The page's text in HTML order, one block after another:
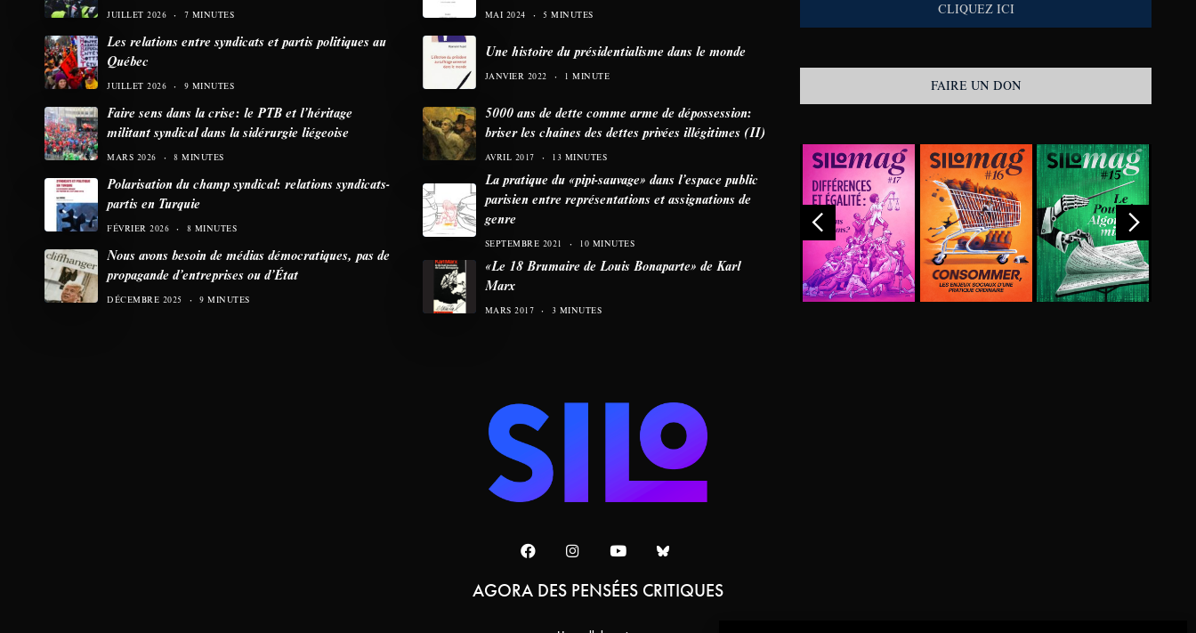
JUILLET 2026 7 MINUTES
Les relations entre syndicats et partis politiques au
Québec
JUILLET 2026 9 MINUTES
Faire sens dans la crise: le PTB et l’héritage
militant syndical dans la sidérurgie liégeoise
MARS 2026 8 MINUTES
Polarisation du champ syndical: relations syndicats-
partis en Turquie
FÉVRIER 2026 8 MINUTES
Nous avons besoin de médias démocratiques, pas de
propagande d’entreprises ou d’État
DÉCEMBRE 2025 9 MINUTES
MAI 2024 5 MINUTES
Une histoire du présidentialisme dans le monde
JANVIER 2022 1 MINUTE
5000 ans de dette comme arme de dépossession:
briser les chaînes des dettes privées illégitimes (II)
AVRIL 2017 13 MINUTES
La pratique du «pipi-sauvage» dans l’espace public
parisien entre représentations et assignations de
genre
SEPTEMBRE 2021 10 MINUTES
«Le 18 Brumaire de Louis Bonaparte» de Karl
Marx
MARS 2017 3 MINUTES
CLIQUEZ ICI
FAIRE UN DON
AGORA DES PENSÉES CRITIQUES